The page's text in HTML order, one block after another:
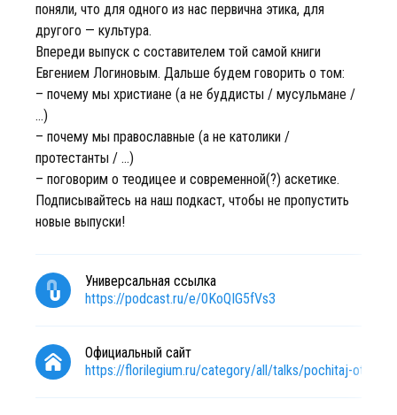
поняли, что для одного из нас первична этика, для
другого — культура.
Впереди выпуск с составителем той самой книги
Евгением Логиновым. Дальше будем говорить о том:
– почему мы христиане (а не буддисты / мусульмане /
…)
– почему мы православные (а не католики /
протестанты / …)
– поговорим о теодицее и современной(?) аскетике.
Подписывайтесь на наш подкаст, чтобы не пропустить
новые выпуски!
Универсальная ссылка
https://podcast.ru/e/0KoQIG5fVs3
Официальный сайт
https://florilegium.ru/category/all/talks/pochitaj-otcza/